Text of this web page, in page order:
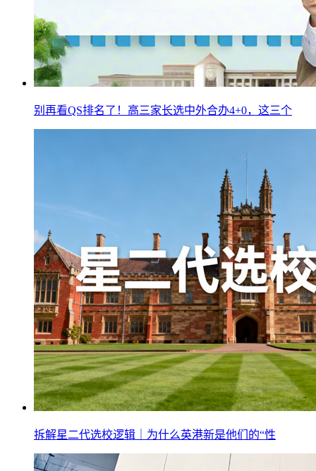
别再看QS排名了！高三家长选中外合办4+0，这三个
拆解星二代选校逻辑｜为什么英港新是他们的“性